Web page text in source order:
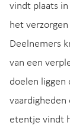
vindt plaats
het
Deelnemers
van een
doelen liggen
etentje vindt